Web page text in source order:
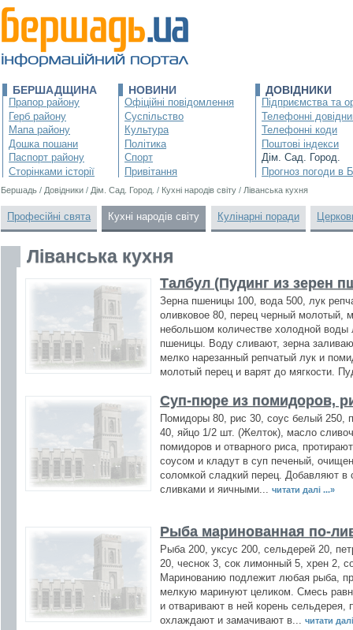
БЕРШАДЩИНА
Прапор району
Герб району
Мапа району
Дошка пошани
Паспорт району
Сторінками історії
НОВИНИ
Офіційні повідомлення
Суспільство
Культура
Політика
Спорт
Привітання
ДОВІДНИКИ
Підприємства та
Телефонні
Телефонні коди
Поштові індекси
Дім. Сад. Город.
Прогноз погоди в
Бершадь / Довідники / Дім. Сад. Город. / Кухні народів світу / Ліванська кухня
Професійні свята Кухні народів світу Кулінарні поради
Ліванська кухня
Талбул (Пудинг из зерен
Зерна пшеницы 100, вода 500, лук
оливковое 80, перец черный молотый,
небольшом количестве холодной
пшеницы. Воду сливают, зерна
мелко нарезанный репчатый лук и
молотый перец и варят до мягкости.
Суп-пюре из помидоров,
Помидоры 80, рис 30, соус белый 250,
40, яйцо 1/2 шт. (Желток), масло
помидоров и отварного риса,
соусом и кладут в суп печеный,
соломкой сладкий перец. Добавляют в
сливками и яичными...
читати далі ...»
Рыба маринованная по-
Рыба 200, уксус 200, сельдерей 20,
20, чеснок 3, сок лимонный 5, хрен 2,
Маринованию подлежит любая рыба,
мелкую маринуют целиком. Смесь
и отваривают в ней корень
охлаждают и замачивают в...
читати